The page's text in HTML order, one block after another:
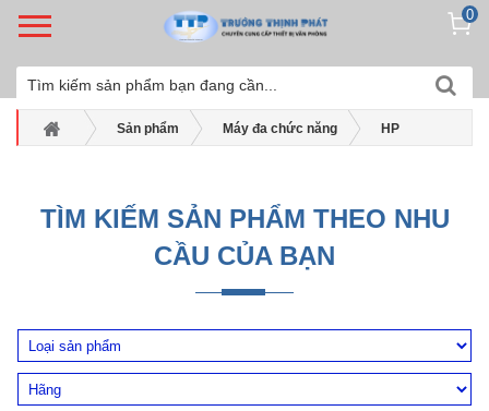
0
Sản phẩm Máy đa chức năng HP
Máy in Hp Color Laserjet Pro MFP 479Fnw
TÌM KIẾM SẢN PHẨM THEO NHU
CẦU CỦA BẠN